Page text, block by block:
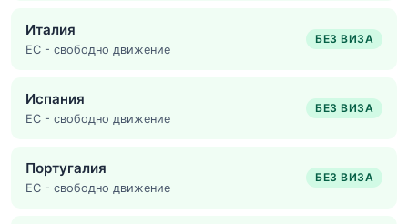
Италия
ЕС - свободно движение
БЕЗ ВИЗА
Испания
ЕС - свободно движение
БЕЗ ВИЗА
Португалия
ЕС - свободно движение
БЕЗ ВИЗА